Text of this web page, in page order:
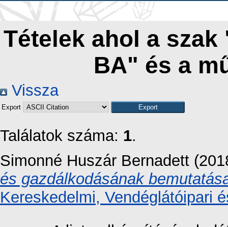
Tallózás szerző szerint
Tallózás nyelv szerint
Tételek ahol a
BA" és a
Vissza
Export
Találatok száma: 1.
Simonné Huszár Bernadett
és gazdálkodásának
Kereskedelmi, Vendéglátóipari